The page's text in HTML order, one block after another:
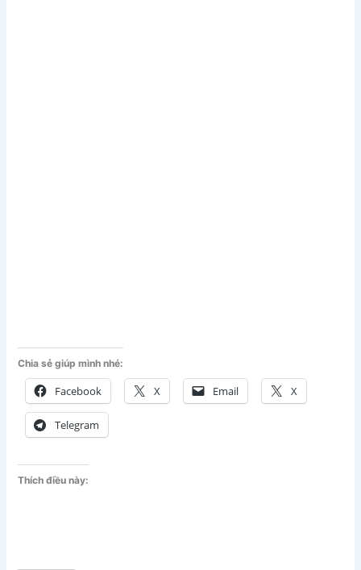
Chia sẻ giúp mình nhé:
Facebook X Email X
Telegram
Thích điều này: